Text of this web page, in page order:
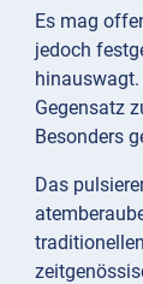
Es mag
jedoch
hinauswagt.
Gegensatz
Besonders
Das